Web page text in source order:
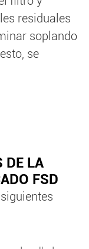
residuales
soplando
se
DE LA
FSD